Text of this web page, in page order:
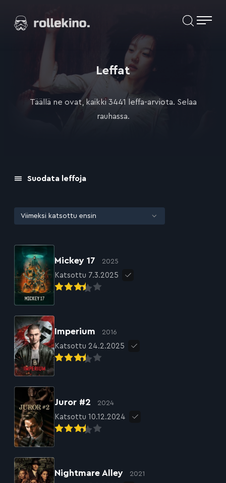
suoraan
Elokuvat ja elokuva-arviot | Rollekino.fi
lopputekstien
Leffat
Täällä ne ovat, kaikki 3441 leffa-arviota. Selaa
rauhassa.
Suodata leffoja
Mickey 17 2025
Katsottu 7.3.2025
Imperium 2016
Katsottu 24.2.2025
Juror #2 2024
Katsottu 10.12.2024
Nightmare Alley 2021